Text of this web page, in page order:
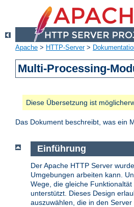
Apache > HTTP-Server>
Multi-Processing-
Diese Übersetzung ist
Das Dokument beschreibt, was ein
Einführung
Der Apache HTTP Server
Umgebungen arbeiten kann.
Wege, die gleiche
unterstützt. Dieses Design
auszuwählen, die in den Server